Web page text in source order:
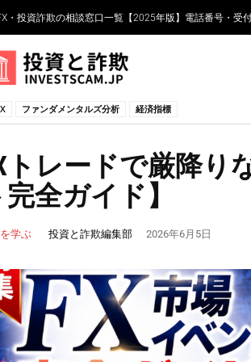
・投資詐欺の相談窓口一覧【2025年版】電話番号・受
FXスワップポイント運用とは？仕組み・リスク・高金
ファンダメンタルズ分析 経済指標
トレードで厳降り
完全ガイド】
学ぶ 投資と詐欺編集部 2026年6月5日